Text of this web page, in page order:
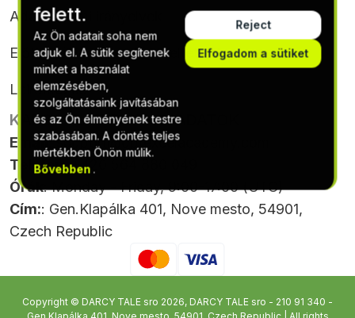
Adatvédelmi irányelvek
Előfizetési feltételek és feltételek
Leiratkozás
KAPCSOLATTARTÁSI ADATOK
Email:support@gptexcelacademy.com
Telefon: +420 564 880 049
Órák: Monday - Friday, 9:00-17:00 (UTC)
Cím:: Gen.Klapálka 401, Nove mesto, 54901,
Czech Republic
Copyright © DARCY TALE sro 2026, DARCY TALE sro - 210 91 340 -
felett.
Az Ön adatait soha nem
adjuk el. A sütik segítenek
minket a használat
elemzésében,
szolgáltatásaink javításában
és az Ön élményének testre
szabásában. A döntés teljes
mértékben Önön múlik.
Bővebben .
Reject
Elfogadom a sütiket